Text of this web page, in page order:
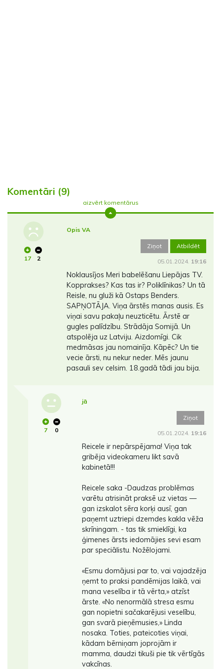
Komentāri (9)
aizvērt komentārus
17 2
Opis VA
Ziņot Atbildēt
05.01.2024. 19:16
Noklausījos Meri babelēšanu Liepājas TV.
Kopprakses? Kas tas ir? Poliklīnikas? Un tā
Reisle, nu gluži kā Ostaps Benders.
SAPŅOTĀJA. Viņa ārstēs manas ausis. Es
viņai savu pakaļu neuzticētu. Ārstē ar
gugles palīdzību. Strādāja Somijā. Un
atspolēja uz Latviju. Aizdomīgi. Cik
medmāsas jau nomainīja. Kāpēc? Un tie
vecie ārsti, nu nekur neder. Mēs jaunu
pasauli sev celsim. 18.gadā tādi jau bija.
7 0
jā
Ziņot
05.01.2024. 19:16
Reicele ir nepārspējama! Viņa tak
gribēja videokameru likt savā
kabinetā!!!
Reicele saka -Daudzas problēmas
varētu atrisināt praksē uz vietas —
gan izskalot sēra korķi ausī, gan
paņemt uztriepi dzemdes kakla vēža
skrīningam. - tas tik smieklīgi, ka
ģimenes ārsts iedomājies sevi esam
par speciālistu. Nožēlojami.
«Esmu domājusi par to, vai vajadzēja
ņemt to praksi pandēmijas laikā, vai
mana veselība ir tā vērta,» atzīst
ārste. «No nenormālā stresa esmu
gan nopietni sačakarējusi veselību,
gan svarā pieņēmusies,» Linda
nosaka. Toties, pateicoties viņai,
kādam bērniņam joprojām ir
mamma, daudzi tikuši pie tik vērtīgās
vakcīnas.